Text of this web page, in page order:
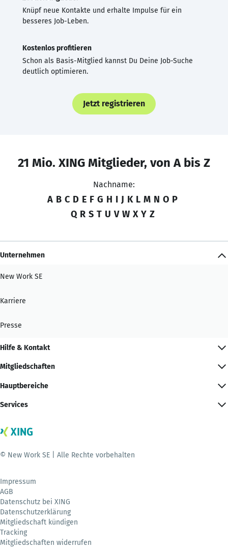
Knüpf neue Kontakte und erhalte Impulse für ein
besseres Job-Leben.
Kostenlos profitieren
Schon als Basis-Mitglied kannst Du Deine Job-Suche
deutlich optimieren.
Jetzt registrieren
21 Mio. XING Mitglieder, von A bis Z
Nachname:
A B C D E F G H I J K L M N O P
Q R S T U V W X Y Z
Unternehmen
New Work SE
Karriere
Presse
Hilfe & Kontakt
Mitgliedschaften
Hauptbereiche
Services
© New Work SE | Alle Rechte vorbehalten
Impressum
AGB
Datenschutz bei XING
Datenschutzerklärung
Mitgliedschaft kündigen
Tracking
Mitgliedschaften widerrufen